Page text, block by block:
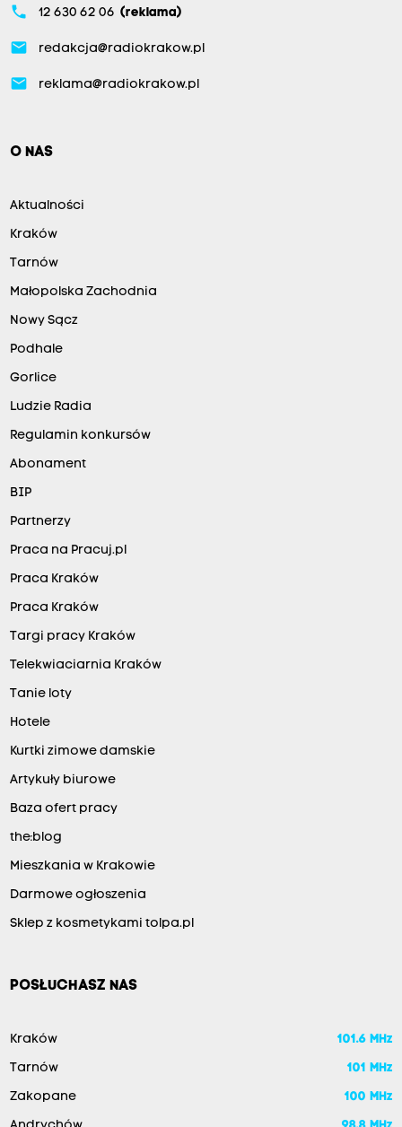
phone 12 630 62 06 (reklama)
email redakcja@radiokrakow.pl
email reklama@radiokrakow.pl
O NAS
Aktualności
Kraków
Tarnów
Małopolska Zachodnia
Nowy Sącz
Podhale
Gorlice
Ludzie Radia
Regulamin konkursów
Abonament
BIP
Partnerzy
Praca na Pracuj.pl
Praca Kraków
Praca Kraków
Targi pracy Kraków
Telekwiaciarnia Kraków
Tanie loty
Hotele
Kurtki zimowe damskie
Artykuły biurowe
Baza ofert pracy
the:blog
Mieszkania w Krakowie
Darmowe ogłoszenia
Sklep z kosmetykami tolpa.pl
POSŁUCHASZ NAS
Kraków 101.6 MHz
Tarnów 101 MHz
Zakopane 100 MHz